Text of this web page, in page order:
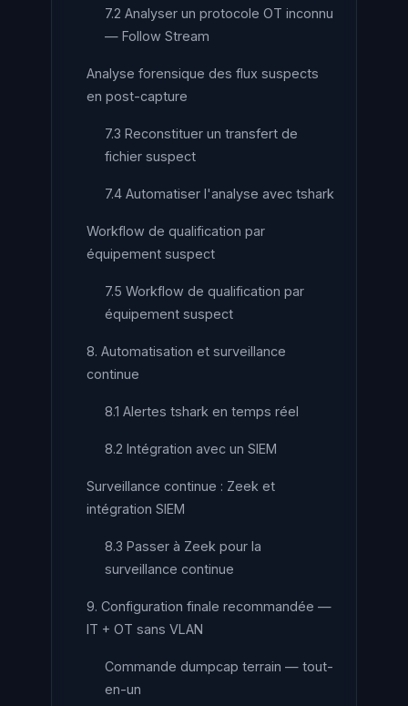
7.2 Analyser un protocole OT inconnu
— Follow Stream
Analyse forensique des flux suspects
en post-capture
7.3 Reconstituer un transfert de
fichier suspect
7.4 Automatiser l'analyse avec tshark
Workflow de qualification par
équipement suspect
7.5 Workflow de qualification par
équipement suspect
8. Automatisation et surveillance
continue
8.1 Alertes tshark en temps réel
8.2 Intégration avec un SIEM
Surveillance continue : Zeek et
intégration SIEM
8.3 Passer à Zeek pour la
surveillance continue
9. Configuration finale recommandée —
IT + OT sans VLAN
Commande dumpcap terrain — tout-
en-un